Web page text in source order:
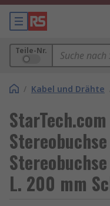
Teile-Nr.
/ Kabel und Drähte
L. 200 mm